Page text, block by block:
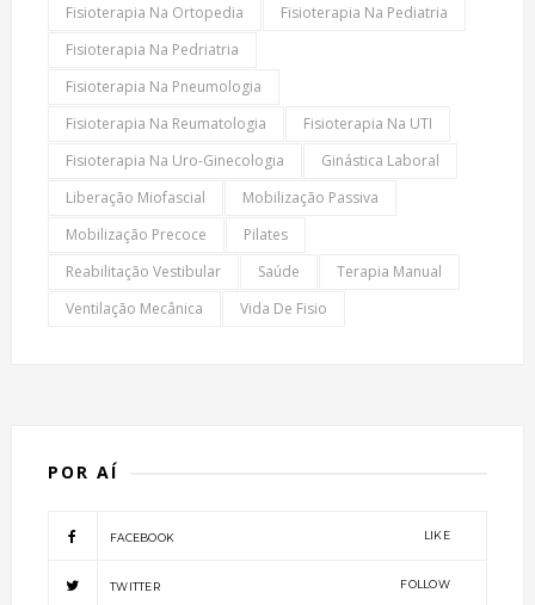
Fisioterapia Na Ortopedia
Fisioterapia Na Pediatria
Fisioterapia Na Pedriatria
Fisioterapia Na Pneumologia
Fisioterapia Na Reumatologia
Fisioterapia Na UTI
Fisioterapia Na Uro-Ginecologia
Ginástica Laboral
Liberação Miofascial
Mobilização Passiva
Mobilização Precoce
Pilates
Reabilitação Vestibular
Saúde
Terapia Manual
Ventilação Mecânica
Vida De Fisio
POR AÍ
FACEBOOK LIKE
TWITTER FOLLOW